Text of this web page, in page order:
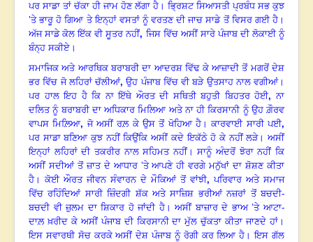
ਪਰ ਸਾਡਾ ਤਾਂ ਚੱਕਾ ਹੀ ਜਾਮ ਹੋਣ ਲੱਗਾ ਹੈ। ਭ੍ਰਿਸ਼ਟ ਸਿਆਸਤੀ ਪ੍ਰਬੰਧ ਸਭ ਕੁਝ
’ਤੇ ਭਾਰੂ ਹੋ ਗਿਆ ਤੇ ਇਨ੍ਹਾਂ ਵਸਤਾਂ ਨੂੰ ਵਰਤਣ ਦੀ ਜਾਚ ਸਾਡੇ ਤੋਂ ਵਿਸਰ ਗਈ ਹੈ।
ਅੱਜ ਸਾਡੇ ਕੋਲ ਇੱਕ ਵੀ ਸੂਤਰ ਨਹੀਂ, ਜਿਸ ਵਿੱਚ ਅਸੀਂ ਸਾਰੇ ਪੰਜਾਬ ਦੀ ਲੋਕਾਈ ਨੂੰ
ਬੰਨ੍ਹ ਸਕੀਏ।
ਸਮਾਜਿਕ ਅਤੇ ਆਰਥਿਕ ਬਰਾਬਰੀ ਦਾ ਆਦਰਸ਼ ਵਿੱਢ ਕੇ ਆਜ਼ਾਦੀ ਤੋਂ ਮਗਰੋਂ ਦੇਸ਼
ਭਰ ਵਿੱਚ ਜੋ ਲਹਿਰਾਂ ਚੱਲੀਆਂ,ਉਹ ਪੰਜਾਬ ਵਿੱਚ ਵੀ ਬੜੇ ਉਤਸਾਹ ਨਾਲ ਵਗੀਆਂ।
ਪਰ ਹਾਲ ਇਹ ਹੈ ਕਿ ਨਾ ਇੱਥੇ ਔਰਤ ਦੀ ਸਥਿਤੀ ਬਹੁਤੀ ਬਿਹਤਰ ਹੋਈ,ਨਾ
ਦਲਿਤ ਨੂੰ ਬਰਾਬਰੀ ਦਾ ਅਧਿਕਾਰ ਮਿਲਿਆ ਅਤੇ ਨਾ ਹੀ ਕਿਰਸਾਨੀ ਨੂੰ ਉਹ ਗ਼ੌਰਵ
ਵਾਪਸ ਮਿਲ਼ਿਆ, ਜੋ ਅਸੀਂ ਰਲ਼ ਕੇ ਉਸ ਤੋਂ ਖੋਹਿਆ ਹੈ। ਕਾਰਵਾਈ ਸਾਰੀ ਪਈ,
ਪਰ ਸਾਡਾ ਬਣਿਆ ਕੁਝ ਨਹੀਂ ਕਿਉਂਕਿ ਅਸੀਂ ਕਦੇ ਇਕੱਠੇ ਹੋ ਕੇ ਨਹੀਂ ਲੜੇ। ਅਸੀਂ
ਇਨ੍ਹਾਂ ਲਹਿਰਾਂ ਦੀ ਤਕਰੀਰ ਨਾਲ ਸਹਿਮਤ ਨਹੀਂ। ਸਾਨੂੰ ਅੰਦਰੋਂ ਝੋਰਾ ਨਹੀਂ ਕਿ
ਅਸੀਂ ਸਦੀਆਂ ਤੋਂ ਜ਼ਾਤ ਦੇ ਆਧਾਰ ’ਤੇ ਆਪਣੇ ਹੀ ਵਰਗੇ ਮਨੁੱਖਾਂ ਦਾ ਸ਼ੋਸ਼ਣ ਕੀਤਾ
ਹੈ। ਕੋਈ ਔਰਤ ਜੀਵਨ ਸੰਵਾਰਨ ਦੇ ਮੌਕਿਆਂ ਤੋਂ ਵਾਂਝੀ, ਪਰਿਵਾਰ ਅਤੇ ਸਮਾਜ
ਵਿੱਚ ਰਹਿੰਦਿਆਂ ਸਾਰੀ ਜ਼ਿੰਦਗੀ ਸ਼ੱਕ ਅਤੇ ਸਾਜ਼ਿਸ਼ ਭਰੀਆਂ ਨਜ਼ਰਾਂ ਤੋਂ ਬਚਦੀ-
ਬਚਦੀ ਵੀ ਜ਼ੁਲਮ ਦਾ ਸ਼ਿਕਾਰ ਹੋ ਜਾਂਦੀ ਹੈ। ਅਸੀਂ ਬਾਜ਼ਾਰ ਦੇ ਭਾਅ ’ਤੇ ਆਟਾ-
ਦਾਲ਼ ਖ਼ਰੀਦ ਕੇ ਅਸੀਂ ਪੰਜਾਬ ਦੀ ਕਿਰਸਾਨੀ ਦਾ ਮੁੱਲ ਚੁੱਕਤਾ ਕੀਤਾ ਜਾਣਦੇ ਹਾਂ।
ਇਸ ਸਵਾਰਥੀ ਸੋਚ ਕਰਕੇ ਅਸੀਂ ਦੇਸ਼ ਪੰਜਾਬ ਨੂੰ ਰੋਗੀ ਕਰ ਲਿਆ ਹੈ। ਇਸ ਗੱਲ